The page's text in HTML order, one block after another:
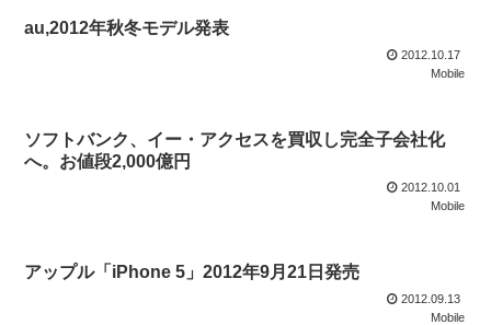
au,2012年秋冬モデル発表
2012.10.17
Mobile
ソフトバンク、イー・アクセスを買収し完全子会社化
へ。お値段2,000億円
2012.10.01
Mobile
アップル「iPhone 5」2012年9月21日発売
2012.09.13
Mobile